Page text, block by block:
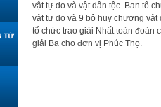
vật tự do và vật dân tộc. Ban tổ
vật tự do và 9 bộ huy chương vật
tổ chức trao giải Nhất toàn đoàn
giải Ba cho đơn vị Phúc Thọ.